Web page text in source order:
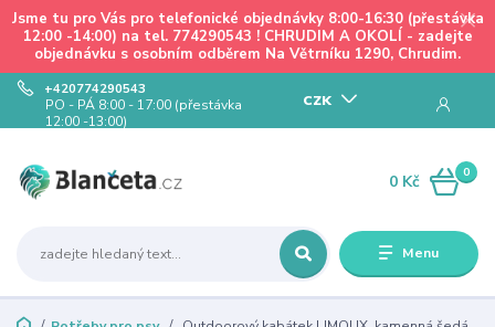
Jsme tu pro Vás pro telefonické objednávky 8:00-16:30 (přestávka
12:00 -14:00) na tel. 774290543 ! CHRUDIM A OKOLÍ - zadejte
objednávku s osobním odběrem Na Větrníku 1290, Chrudim.
Menu
CZK
+420774290543
PO - PÁ 8:00 - 17:00 (přestávka
12:00 -13:00)
0
0 Kč